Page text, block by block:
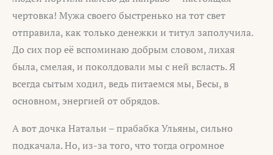
чертовка! Мужа своего быстренько на тот свет
отправила, как только денежки и титул заполучила.
До сих пор её вспоминаю добрым словом, лихая
была, смелая, и поколдовали мы с ней всласть. Я
всегда сытым ходил, ведь питаемся мы, Бесы, в
основном, энергией от обрядов.
А вот дочка Натальи – прабабка Ульяны, сильно
подкачала. Но, из-за того, что тогда огромное